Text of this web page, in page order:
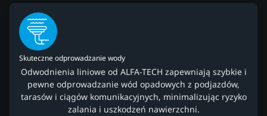
Skuteczne odprowadzanie wody
Odwodnienia liniowe od ALFA-TECH zapewniają szybkie i
pewne odprowadzanie wód opadowych z podjazdów,
tarasów i ciągów komunikacyjnych, minimalizując ryzyko
zalania i uszkodzeń nawierzchni.